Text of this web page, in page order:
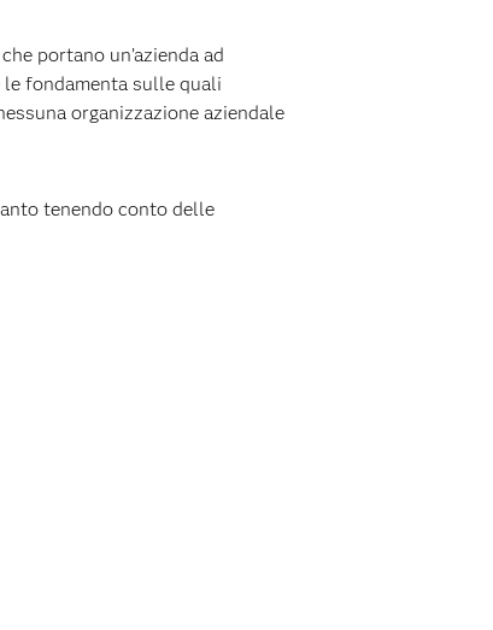
portano un’azienda ad
fondamenta sulle quali
organizzazione aziendale
tenendo conto delle